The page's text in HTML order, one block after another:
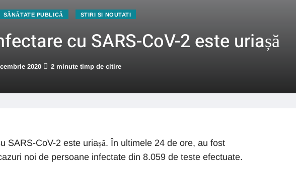
SĂNĂTATE PUBLICĂ STIRI SI NOUTATI
cu SARS-CoV-2 este uriașă
2020 2 minute timp de citire
SARS-CoV-2 este uriașă. În ultimele 24 de ore, au fost
noi de persoane infectate din 8.059 de teste efectuate.